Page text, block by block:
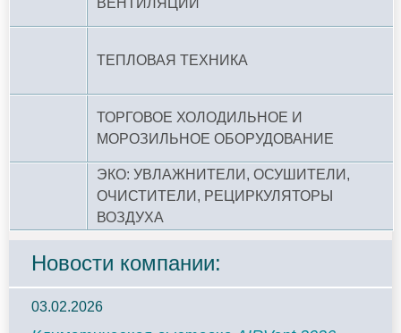
ВЕНТИЛЯЦИИ
ТЕПЛОВАЯ ТЕХНИКА
ТОРГОВОЕ ХОЛОДИЛЬНОЕ И
МОРОЗИЛЬНОЕ ОБОРУДОВАНИЕ
ЭКО: УВЛАЖНИТЕЛИ, ОСУШИТЕЛИ,
ОЧИСТИТЕЛИ, РЕЦИРКУЛЯТОРЫ
ВОЗДУХА
Новости компании:
03.02.2026